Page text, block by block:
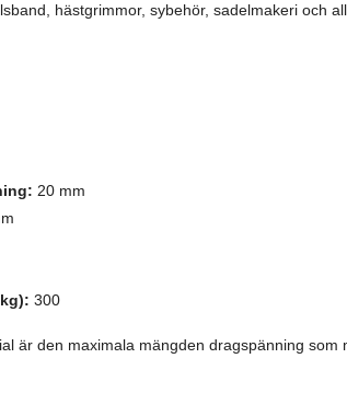
hästgrimmor, sybehör, sadelmakeri och
20 mm
300
är den maximala mängden dragspänning